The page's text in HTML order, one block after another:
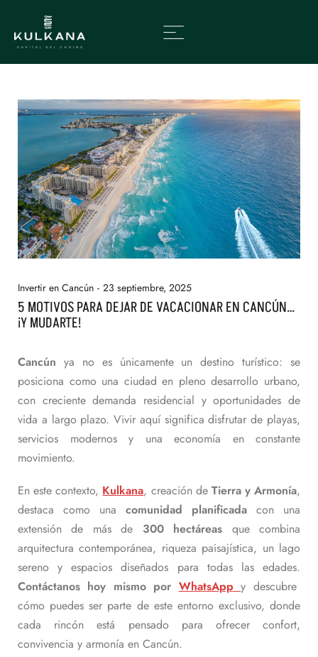
Invertir en Cancún 23 septiembre, 2025
5 MOTIVOS PARA DEJAR DE VACACIONAR EN CANCÚN…
¡Y MUDARTE!
Cancún ya no es únicamente un destino turístico: se
posiciona como una ciudad en pleno desarrollo urbano,
con creciente demanda residencial y oportunidades de
vida a largo plazo. Vivir aquí significa disfrutar de playas,
servicios modernos y una economía en constante
movimiento.
En este contexto, Kulkana, creación de Tierra y Armonía,
destaca como una comunidad planificada con una
extensión de más de 300 hectáreas que combina
arquitectura contemporánea, riqueza paisajística, un lago
sereno y espacios diseñados para todas las edades.
Contáctanos hoy mismo por WhatsApp y descubre
cómo puedes ser parte de este entorno exclusivo, donde
cada rincón está pensado para ofrecer confort,
convivencia y armonía en Cancún.